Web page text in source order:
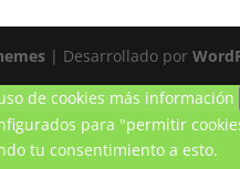
| Desarrollado por
de cookies más información
para "permitir
tu consentimiento a esto.